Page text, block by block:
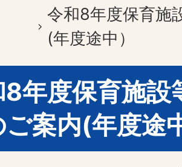
令和8年度保育施
(年度途中）
年度保育施設
案内(年度途